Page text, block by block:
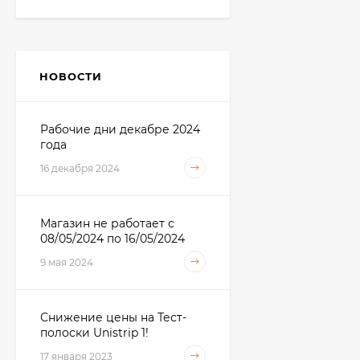
ланцетами и без
Тест-полоски
Accutrend Cholesterol
НОВОСТИ
Рабочие дни декабре 2024
года
16 декабря 2024
Магазин не работает с
08/05/2024 по 16/05/2024
9 мая 2024
Снижение цены на Тест-
полоски Unistrip 1!
17 января 2023